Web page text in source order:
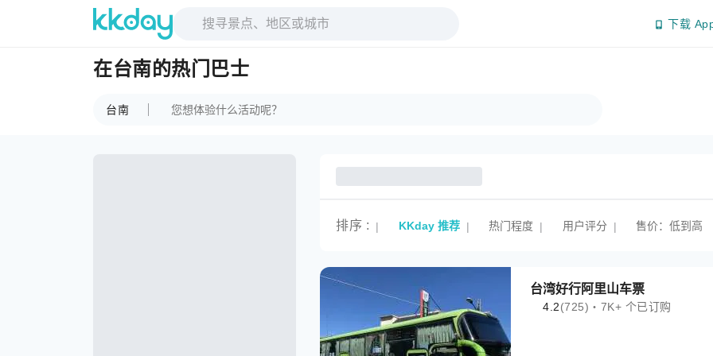
下载
在台南的热门巴士
台南
排序 : | KKday 推荐 | 热门程度 | 用户评分 | 售价：低到高
台湾好行阿里山车票
4.2(725)・7K+ 个已订购